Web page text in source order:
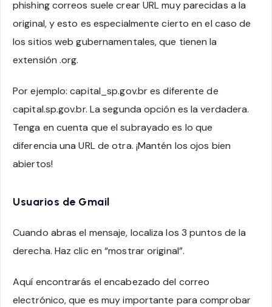
phishing correos suele crear URL muy parecidas a la
original, y esto es especialmente cierto en el caso de
los sitios web gubernamentales, que tienen la
extensión .org.
Por ejemplo: capital_sp.gov.br es diferente de
capital.sp.gov.br. La segunda opción es la verdadera.
Tenga en cuenta que el subrayado es lo que
diferencia una URL de otra. ¡Mantén los ojos bien
abiertos!
Usuarios de Gmail
Cuando abras el mensaje, localiza los 3 puntos de la
derecha. Haz clic en “mostrar original”.
Aquí encontrarás el encabezado del correo
electrónico, que es muy importante para comprobar